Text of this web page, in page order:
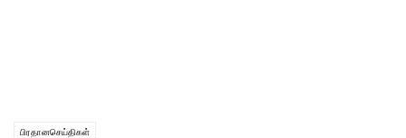
பிரதானசெய்திகள்